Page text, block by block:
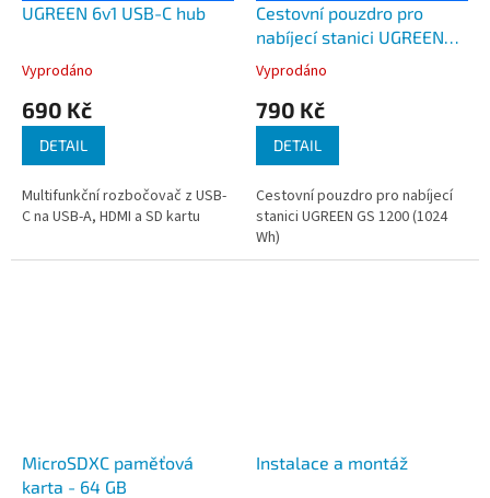
UGREEN 6v1 USB-C hub
Vyprodáno
690 Kč
DETAIL
Multifunkční rozbočovač z USB-
C na USB-A, HDMI a SD kartu
Cestovní pouzdro pro
nabíjecí stanici UGREEN
PowerRoam GS1200
Vyprodáno
790 Kč
DETAIL
Cestovní pouzdro pro nabíjecí
stanici UGREEN GS 1200 (1024
Wh)
MicroSDXC paměťová
karta - 64 GB
Instalace a montáž